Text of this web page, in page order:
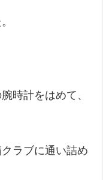
時計をはめて、
ラブに通い詰め